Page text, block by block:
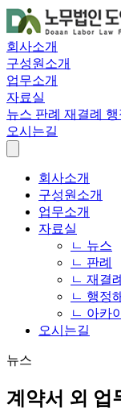
회사소개
구성원소개
업무소개
자료실
뉴스 판례 재결례
오시는길
회사소개
구성원소개
업무소개
자료실
ㄴ 뉴스
ㄴ 판례
ㄴ 재결례
ㄴ 행정
ㄴ 아카
오시는길
뉴스
계약서 외 업